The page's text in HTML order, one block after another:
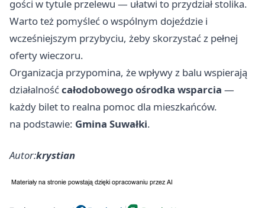
gości w tytule przelewu — ułatwi to przydział stolika.
Warto też pomyśleć o wspólnym dojeździe i
wcześniejszym przybyciu, żeby skorzystać z pełnej
oferty wieczoru.
Organizacja przypomina, że wpływy z balu wspierają
działalnośćcałodobowego ośrodka wsparcia —
każdy bilet to realna pomoc dla mieszkańców.
na podstawie: Gmina Suwałki.
Autor:krystian